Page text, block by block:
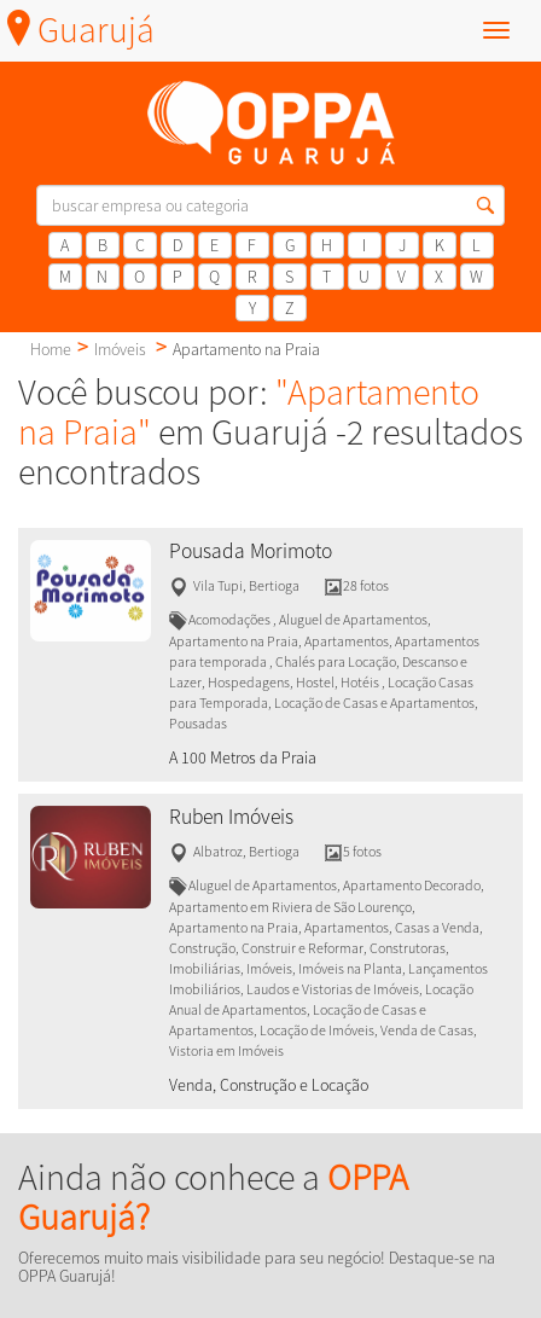
Menu
Guarujá
A B C D E F G H I J K
L
M
N O P Q R S T U V X
W
Y
Z
Home
Imóveis Apartamento na Praia
Você buscou por: "Apartamento
na Praia" em Guarujá -2 resultados
encontrados
Pousada Morimoto
Vila Tupi Bertioga
28 fotos
Acomodações , Aluguel de Apartamentos,
Apartamento na Praia, Apartamentos, Apartamentos
para temporada , Chalés para Locação, Descanso e
Lazer, Hospedagens, Hostel, Hotéis , Locação Casas
para Temporada, Locação de Casas e Apartamentos,
Pousadas
A 100 Metros da Praia
Ruben Imóveis
Albatroz, Bertioga
5 fotos
Aluguel de Apartamentos, Apartamento Decorado,
Apartamento em Riviera de São Lourenço,
Apartamento na Praia, Apartamentos, Casas a Venda,
Construção, Construir e Reformar, Construtoras,
Imobiliárias, Imóveis, Imóveis na Planta, Lançamentos
Imobiliários, Laudos e Vistorias de Imóveis, Locação
Anual de Apartamentos, Locação de Casas e
Apartamentos, Locação de Imóveis, Venda de Casas,
Vistoria em Imóveis
Venda, Construção e Locação
Ainda não conhece a OPPA
Guarujá?
Oferecemos muito mais visibilidade para seu negócio! Destaque-se na
OPPA Guarujá!